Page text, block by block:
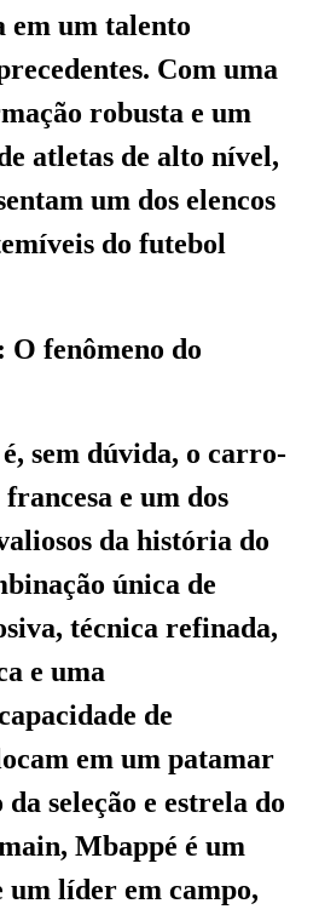
em um talento
Com uma
robusta e um
atletas de alto nível,
um dos elencos
do futebol
fenômeno do
sem dúvida, o carro-
e um dos
da história do
única de
técnica refinada,
e uma
de
em um patamar
seleção e estrela do
Mbappé é um
líder em campo,